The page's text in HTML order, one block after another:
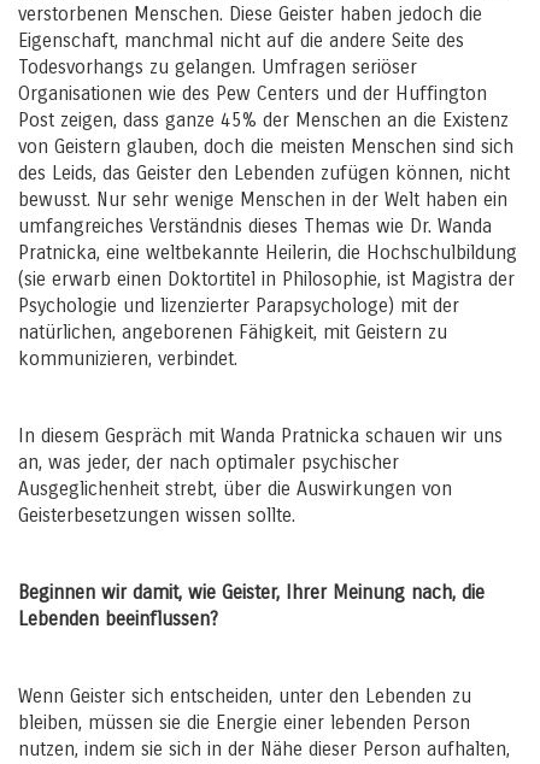
verstorbenen Menschen. Diese Geister haben jedoch die
Eigenschaft, manchmal nicht auf die andere Seite des
Todesvorhangs zu gelangen. Umfragen seriöser
Organisationen wie des Pew Centers und der Huffington
Post zeigen, dass ganze 45% der Menschen an die Existenz
von Geistern glauben, doch die meisten Menschen sind sich
des Leids, das Geister den Lebenden zufügen können, nicht
bewusst. Nur sehr wenige Menschen in der Welt haben ein
umfangreiches Verständnis dieses Themas wie Dr. Wanda
Pratnicka, eine weltbekannte Heilerin, die Hochschulbildung
(sie erwarb einen Doktortitel in Philosophie, ist Magistra der
Psychologie und lizenzierter Parapsychologe) mit der
natürlichen, angeborenen Fähigkeit, mit Geistern zu
kommunizieren, verbindet.
In diesem Gespräch mit Wanda Pratnicka schauen wir uns
an, was jeder, der nach optimaler psychischer
Ausgeglichenheit strebt, über die Auswirkungen von
Geisterbesetzungen wissen sollte.
Beginnen wir damit, wie Geister, Ihrer Meinung nach, die
Lebenden beeinflussen?
Wenn Geister sich entscheiden, unter den Lebenden zu
bleiben, müssen sie die Energie einer lebenden Person
nutzen, indem sie sich in der Nähe dieser Person aufhalten,